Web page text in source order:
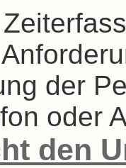
der
oder
den